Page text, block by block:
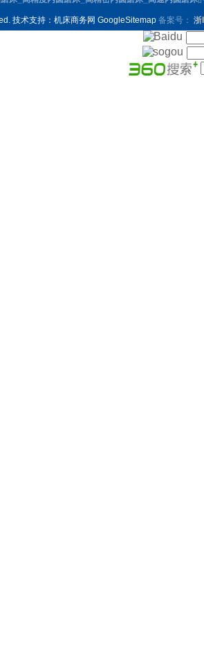
技术支持： 机床商务网 GoogleSitemap 备案号： 浙